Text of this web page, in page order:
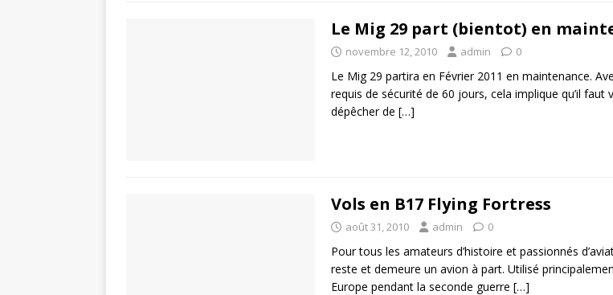
Le Mig 29 part (bientot) en
novembre 12, 2010 admin 0
Le Mig 29 partira en Février 2011 en maintenance.
requis de sécurité de 60 jours, cela implique qu’il faut
dépêcher de […]
Vols en B17 Flying Fortress
août 31, 2010 admin 0
Pour tous les amateurs d’histoire et passionnés
reste et demeure un avion à part. Utilisé
Europe pendant la seconde guerre […]